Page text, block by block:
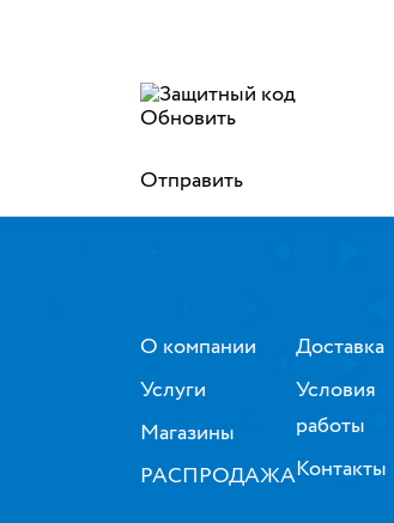
Обновить
Отправить
О компании
Услуги
Магазины
РАСПРОДАЖА
Доставка
Условия
работы
Контакты